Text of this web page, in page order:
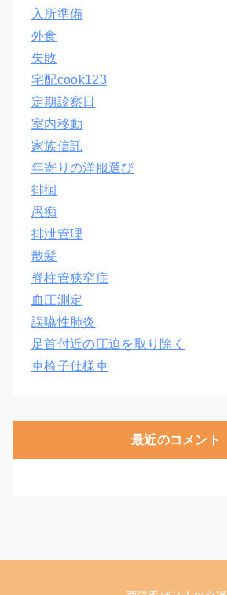
入所準備
外食
失敗
宅配cook123
定期診察日
室内移動
家族信託
年寄りの洋服選び
徘徊
愚痴
排泄管理
散髪
脊柱管狭窄症
血圧測定
誤嚥性肺炎
足首付近の圧迫を取り除く
車椅子仕様車
最近のコメント